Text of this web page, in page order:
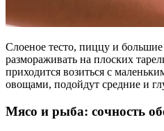
Слоеное тесто, пиццу и
размораживать на плоских
приходится возиться с
овощами, подойдут средние и
Мясо и рыба: сочность